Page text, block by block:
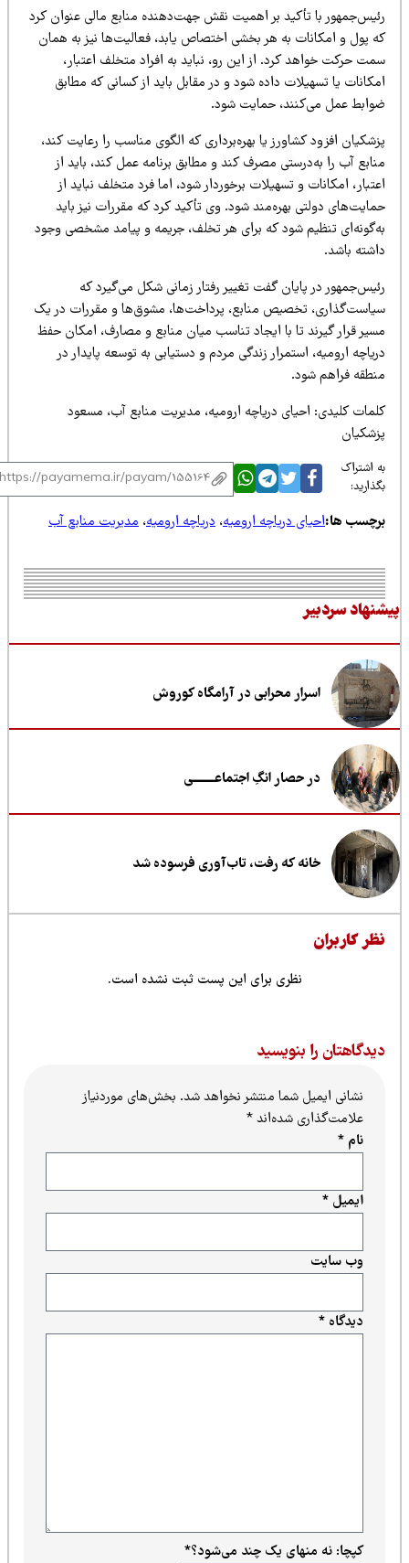
با تأکید بر اهمیت نقش جهت‌دهنده منابع مالی عنوان کرد
پول و امکانات به هر بخشی اختصاص یابد، فعالیت‌ها نیز به همان
حرکت خواهد کرد. از این رو، نباید به افراد متخلف اعتبار،
یا تسهیلات داده شود و در مقابل باید از کسانی که مطابق
عمل می‌کنند، حمایت شود.
افزود کشاورز یا بهره‌برداری که الگوی مناسب را رعایت کند،
آب را به‌درستی مصرف کند و مطابق برنامه عمل کند، باید از
امکانات و تسهیلات برخوردار شود، اما فرد متخلف نباید از
دولتی بهره‌مند شود. وی تأکید کرد که مقررات نیز باید
تنظیم شود که برای هر تخلف، جریمه و پیامد مشخصی وجود
باشد.
در پایان گفت تغییر رفتار زمانی شکل می‌گیرد که
تخصیص منابع، پرداخت‌ها، مشوق‌ها و مقررات در یک
قرار گیرند تا با ایجاد تناسب میان منابع و مصارف، امکان حفظ
ارومیه، استمرار زندگی مردم و دستیابی به توسعه پایدار در
فراهم شود.
کلیدی: احیای دریاچه ارومیه، مدیریت منابع آب، مسعود
اشتراک
ها:احیای دریاچه ارومیه،دریاچه ارومیه،مدیریت منابع آب
سردبیر
اسرار محرابی در آرامگاه کوروش
در حصار انگِ اجتماعــــــــی
خانه که رفت، تاب‌آوری فرسوده شد
کاربران
نظری برای این پست ثبت نشده است.
را بنویسید
نشانی ایمیل شما منتشر نخواهد شد.بخش‌های موردنیاز
علامت‌گذاری شده‌اند*
دیدگاه*
ایمیل*
وب‌ سایت
کپچا: نه منهای یک چند می‌شود؟*